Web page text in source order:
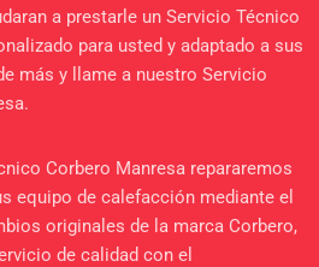
a prestarle un Servicio Técnico
para usted y adaptado a sus
más y llame a nuestro Servicio
Corbero Manresa repararemos
equipo de calefacción mediante el
originales de la marca Corbero,
de calidad con el